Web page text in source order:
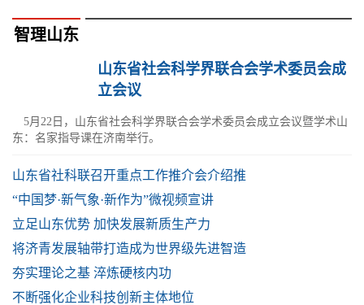
智理山东
山东省社会科学界联合会学术委员会成
立会议
5月22日，山东省社会科学界联合会学术委员会成立会议暨学术山
东：名家指导课在济南举行。
山东省社科联召开重点工作推介会介绍推
“中国梦·新气象·新作为”微视频宣讲
立足山东优势 加快发展新质生产力
将济青发展轴带打造成为世界级先进智造
夯实理论之基 淬炼硬核内功
不断强化企业科技创新主体地位